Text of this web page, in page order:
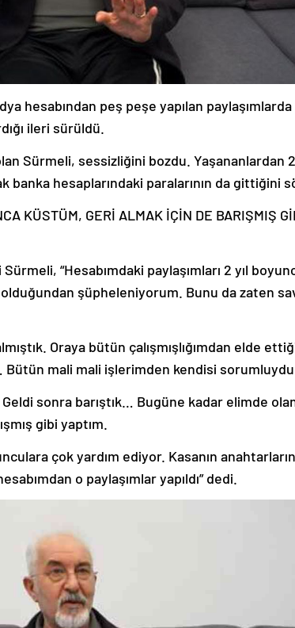
hesabından peş peşe yapılan
ileri sürüldü.
Sürmeli, sessizliğini bozdu. Yaşananlardan 2
hesaplarındaki paralarının da gittiğini
KÜSTÜM, GERİ ALMAK İÇİN DE BARIŞMIŞ
“Hesabımdaki paylaşımları 2 yıl
şüpheleniyorum. Bunu da zaten
Oraya bütün çalışmışlığımdan elde
Bütün mali mali işlerimden kendisi
sonra barıştık… Bugüne kadar elimde
gibi yaptım.
çok yardım ediyor. Kasanın
o paylaşımlar yapıldı” dedi.